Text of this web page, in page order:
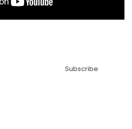
Subscribe